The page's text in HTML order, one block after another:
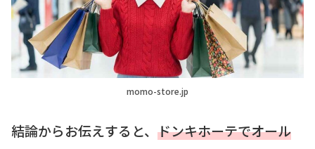
momo-store.jp
結論からお伝えすると、 ドンキホーテでオール